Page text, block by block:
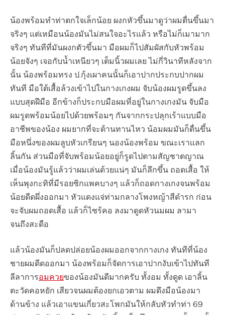
น้องพร้อมทำท่าตกใจเล็กน้อย ผงกหัวขึ้นมาดูว่าผมตื่นขึ้นมา
จริงๆ แต่เหมือนน้องมันไม่สนใจอะไรแล้ว หรือไม่ก็เมามาก
จริงๆ ทันทีที่มันผงกตัวขึ้นมา มือผมก็ไปสัมผัสกับหัวพร้อม
น้อยจังๆ เจอกับน้ำเหนียวๆ เต็มนิ้วผมเลย ไม่กี่วินาทีหลังจาก
นั้น น้องพร้อมทรง ป.กุ้งเผาคนนั้นก็เอาปากประกบปากผม
ทันที มือใต้เสื้อล้วงเข้าไปในกางเกงผม จับน้องผมรูดขึ้นลง
แบบสุดฝีมือ อีกข้างก็ประกบมือผมที่อยู่ในกางเกงมัน จับมือ
ผมรูดพร้อมน้อยไปด้วยพร้อมๆ กันจากกระปลุกเร้าแบบมือ
อาชีพของน้อง ผมยากที่จะต้านทานไหว น้อมผมมันก็ตื่นขึ้น
มือหนึ่งของผมลูบหัวเกรียนๆ นองน้องพร้อม ขณะเราแลก
ลิ้นกัน ส่วนมือที่จับพร้อมน้อยอยู่ก็รูดไปตามสัญชาตญาณ
เมื่อน้องมันรู้แล้วว่าผมเล่นด้วยแน่ๆ มันก็ลึกขึ้น ถอดเสื้อ ให้
เห็นพุงกะทิที่มีรอยซิกแพคบางๆ แล้วก็ถอดกางเกงจนพร้อม
น้อยดีดผึ่งออกมา หัวแดงแจ่ท่ามกลางโพงหญ้าสีดำรก ก่อน
จะจับผมถอดเสื้อ แล้วก็ไซร้คอ ลงมาดูดหัวนมผม ลามา
จนถึงสะดือ
แล้วน้องมันก็ปลดปล่อยน้องผมออกจากกางเกง ทันทีที่น้อง
ชายผมดีดออกมา น้องพร้อมก็จัดการเอาปากงับเข้าไปทันที
ลีลาการอมควยของน้องมันดีมากครับ ทั้งอม ทั้งดูด เอาลิ้น
ตะวัดคอหยัก เสียวจนผมต้องยกเอวตาม ผมดึงมือน้องมา
ด้านข้าง แล้วเอาแขนเกี่ยวสะโพกมันให้กลับหัวทำท่า 69